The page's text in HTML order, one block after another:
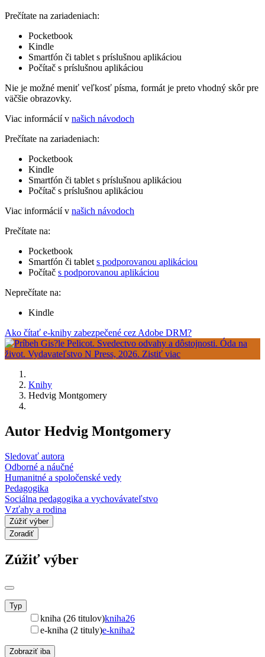
Prečítate na zariadeniach:
Pocketbook
Kindle
Smartfón či tablet s príslušnou aplikáciou
Počítač s príslušnou aplikáciou
Nie je možné meniť veľkosť písma, formát je preto vhodný skôr pre
väčšie obrazovky.
Viac informácií v našich návodoch
Prečítate na zariadeniach:
Pocketbook
Kindle
Smartfón či tablet s príslušnou aplikáciou
Počítač s príslušnou aplikáciou
Viac informácií v našich návodoch
Prečítate na:
Pocketbook
Smartfón či tablet s podporovanou aplikáciou
Počítač s podporovanou aplikáciou
Neprečítate na:
Kindle
Ako čítať e-knihy zabezpečené cez Adobe DRM?
Knihy
Hedvig Montgomery
Autor Hedvig Montgomery
Sledovať autora
Odborné a náučné
Humanitné a spoločenské vedy
Pedagogika
Sociálna pedagogika a vychovávateľstvo
Vzťahy a rodina
Zúžiť výber
Zoradiť
Zúžiť výber
Typ
kniha (26 titulov)kniha26
e-kniha (2 tituly)e-kniha2
Zobraziť iba